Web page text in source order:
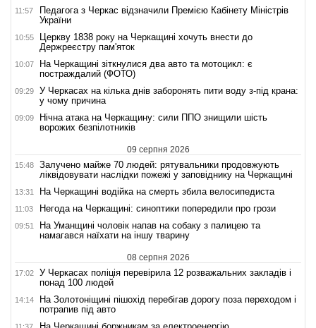
11:57
Педагога з Черкас відзначили Премією Кабінету Міністрів
України
10:55
Церкву 1838 року на Черкащині хочуть внести до
Держреєстру пам'яток
10:07
На Черкащині зіткнулися два авто та мотоцикл: є
постраждалий (ФОТО)
09:29
У Черкасах на кілька днів заборонять пити воду з-під крана:
у чому причина
09:09
Нічна атака на Черкащину: сили ППО знищили шість
ворожих безпілотників
09 серпня 2026
15:48
Залучено майже 70 людей: рятувальники продовжують
ліквідовувати наслідки пожежі у заповіднику на Черкащині
13:31 На Черкащині водійка на смерть збила велосипедиста
11:03 Негода на Черкащині: синоптики попередили про грози
09:51
На Уманщині чоловік напав на собаку з палицею та
намагався наїхати на іншу тварину
08 серпня 2026
17:02
У Черкасах поліція перевірила 12 розважальних закладів і
понад 100 людей
14:14
На Золотоніщині пішохід перебігав дорогу поза переходом і
потрапив під авто